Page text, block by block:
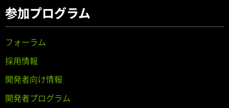
参加プログラム
フォーラム
採用情報
開発者向け情報
開発者プログラム